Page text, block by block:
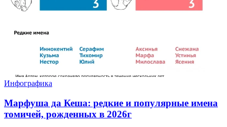
Инфографика
Марфуша да Кеша: редкие и популярные имена
томичей, рожденных в 2026г